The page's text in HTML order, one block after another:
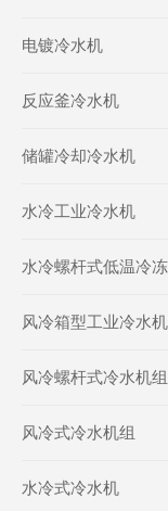
电镀冷水机
反应釜冷水机
储罐冷却冷水机
水冷工业冷水机
水冷螺杆式低温冷
风冷箱型工业冷水机
风冷螺杆式冷水机组
风冷式冷水机组
水冷式冷水机